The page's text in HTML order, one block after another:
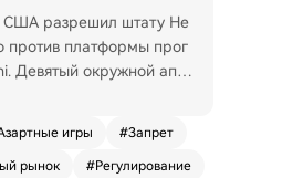
США разрешил штату Не
против платформы прог
Девятый окружной апел
В случае одобрения пл
вынуждена приостанови
игры #Запрет
рынок #Регулирование